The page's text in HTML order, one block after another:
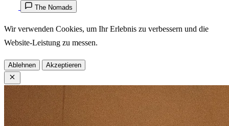
The Nomads
Wir verwenden Cookies, um Ihr Erlebnis zu verbessern und die
Website-Leistung zu messen.
Ablehnen Akzeptieren